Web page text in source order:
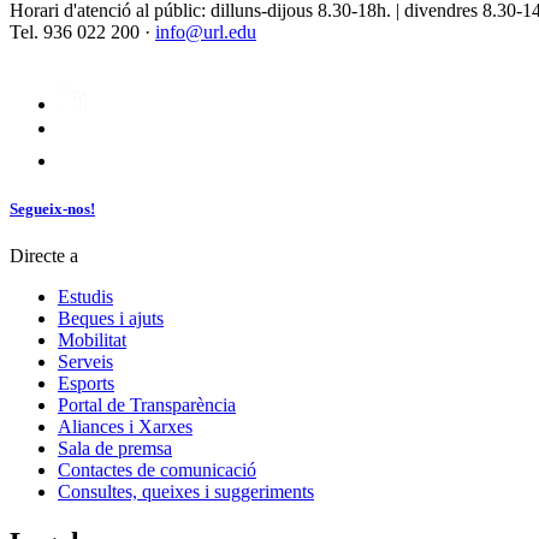
Horari d'atenció al públic: dilluns-dijous 8.30-18h. | divendres 8.30-
Tel. 936 022 200 · info@url.edu
Segueix-nos!
Directe a
Estudis
Beques i ajuts
Mobilitat
Serveis
Esports
Portal de Transparència
Aliances i Xarxes
Sala de premsa
Contactes de comunicació
Consultes, queixes i suggeriments